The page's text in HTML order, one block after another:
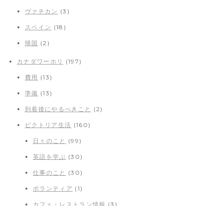
ヴァチカン (3)
スペイン (18)
帰国 (2)
カナダワーホリ (197)
費用 (13)
準備 (13)
到着後にやるべきこと (2)
ビクトリア生活 (160)
日々のこと (99)
英語を学ぶ (30)
仕事のこと (30)
ボランティア (1)
カフェ・レストラン情報 (3)